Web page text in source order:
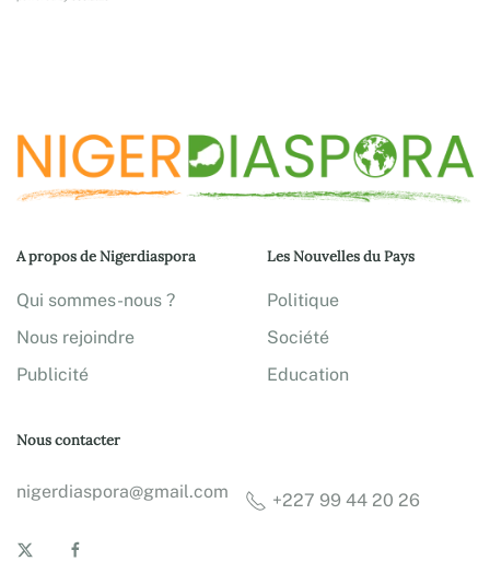
A propos de Nigerdiaspora
Qui sommes-nous ?
Nous rejoindre
Publicité
Les Nouvelles du Pays
Politique
Société
Education
Nous contacter
nigerdiaspora@gmail.com +227 99 44 20 26